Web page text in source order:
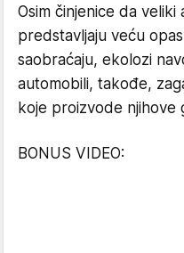
Osim činjenice da veliki
predstavljaju veću
saobraćaju, ekolozi
automobili, takođe,
koje proizvode njihove
BONUS VIDEO: